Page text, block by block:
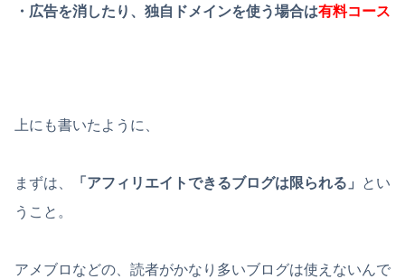
・広告を消したり、独自ドメインを使う場合は有料コース
上にも書いたように、
まずは、 「アフィリエイトできるブログは限られる」
とい
うこと。
アメブロなどの、読者がかなり多いブログは使えないんで